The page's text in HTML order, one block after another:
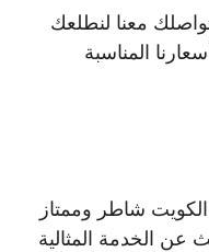
معنا لنطلعك
المناسبة
شاطر وممتاز
عن الخدمة المثالية